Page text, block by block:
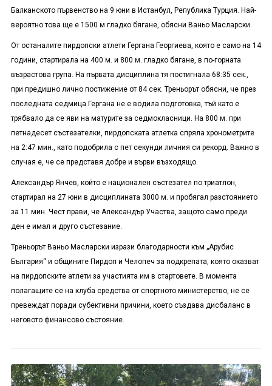
Балканското първенство на 9 юни в Истанбул, Република Турция. Най-
вероятно това ще е 1500 м гладко бягане, обясни Ваньо Масларски.
От останалите пирдопски атлети Гергана Георгиева, която е само на 14
години, стартирала на 400 м. и 800 м. гладко бягане, в по-горната
възрастова група. На първата дисциплина тя постигнала 68:35 сек.,
при предишно лично постижение от 84 сек. Треньорът обясни, че през
последната седмица Гергана не е водила подготовка, тъй като е
трябвало да се яви на матурите за седмокласници. На 800 м. при
петнадесет състезателки, пирдопската атлетка спряла хронометрите
на 2:47 мин., като подобрила с пет секунди личния си рекорд. Важно в
случая е, че се представя добре и върви възходящо.
Александър Янчев, който е национален състезател по триатлон,
стартирал на 27 юни в дисциплината 3000 м. и пробягал разстоянието
за 11 мин. Чест прави, че Александър Участва, защото само преди
ден е имал и друго състезание.
Треньорът Ваньо Масларски изрази благодарности към „Арубис
България“ и общините Пирдоп и Челопеч за подкрепата, която оказват
на пирдопските атлети за участията им в стартовете. В момента
полагащите се на клуба средства от спортното министерство, не се
превеждат поради субективни причини, което създава дисбаланс в
неговото финансово състояние.